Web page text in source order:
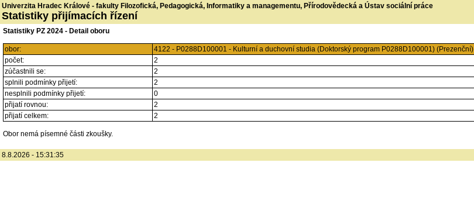
Univerzita Hradec Králové - fakulty Filozofická, Pedagogická, Informatiky a managementu, Přírodovědecká a Ústav sociální práce
Statistiky přijímacích řízení
Statistiky PZ 2024 - Detail oboru
obor:
4122 - P0288D100001 - Kulturní a duchovní studia (Doktorský program P0288D100001) (Prezenční)
počet:
2
zúčastnili se:
2
splnili podmínky přijetí:
2
nesplnili podmínky přijetí:
0
přijatí rovnou:
2
přijatí celkem:
2
Obor nemá písemné části zkoušky.
8.8.2026 - 15:31:35